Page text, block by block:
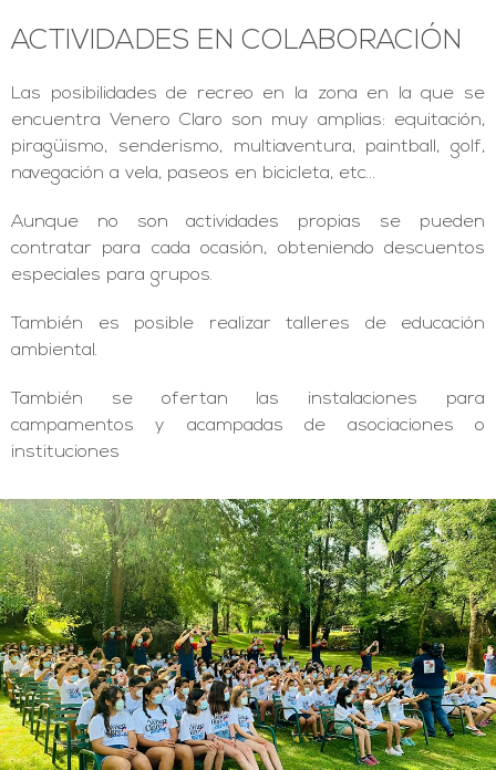
ACTIVIDADES EN COLABORACIÓN
Las posibilidades de recreo en la zona en la que se
encuentra Venero Claro son muy amplias: equitación,
piragüismo, senderismo, multiaventura, paintball, golf,
navegación a vela, paseos en bicicleta, etc…
Aunque no son actividades propias se pueden
contratar para cada ocasión, obteniendo descuentos
especiales para grupos.
También es posible realizar talleres de educación
ambiental.
También se ofertan las instalaciones para
campamentos y acampadas de asociaciones o
instituciones